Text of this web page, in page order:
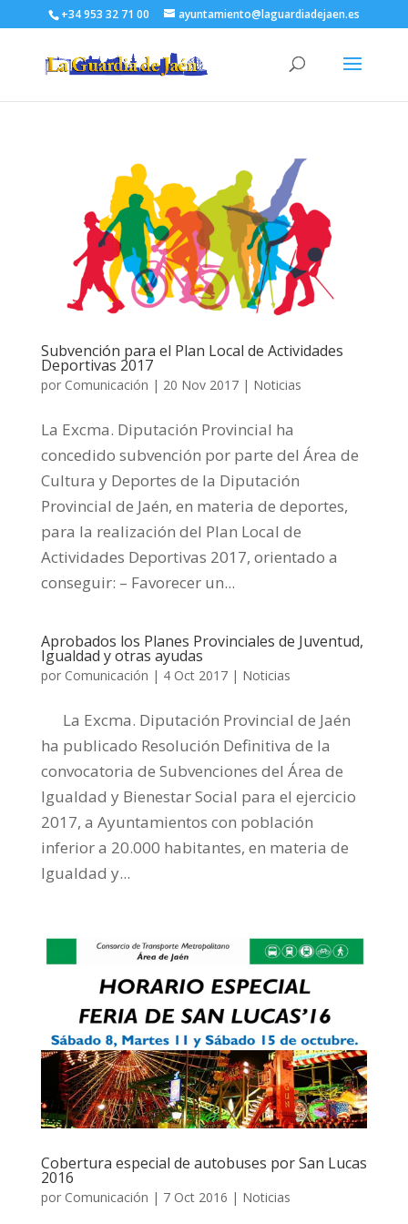
+34 953 32 71 00 ayuntamiento@laguardiadejaen.es
Subvención para el Plan Local de Actividades
Deportivas 2017
por Comunicación | 20 Nov 2017| Noticias
La Excma. Diputación Provincial ha
concedido subvención por parte del Área de
Cultura y Deportes de la Diputación
Provincial de Jaén, en materia de deportes,
para la realización del Plan Local de
Actividades Deportivas 2017, orientado a
conseguir: – Favorecer un...
Aprobados los Planes Provinciales de Juventud,
Igualdad y otras ayudas
por Comunicación | 4 Oct 2017| Noticias
La Excma. Diputación Provincial de Jaén
ha publicado Resolución Definitiva de la
convocatoria de Subvenciones del Área de
Igualdad y Bienestar Social para el ejercicio
2017, a Ayuntamientos con población
inferior a 20.000 habitantes, en materia de
Igualdad y...
Cobertura especial de autobuses por San Lucas
2016
por Comunicación | 7 Oct 2016 | Noticias